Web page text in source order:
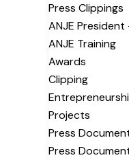
Press Clippings
ANJE
ANJE Training
Awards
Clipping
Projects
Press
Press